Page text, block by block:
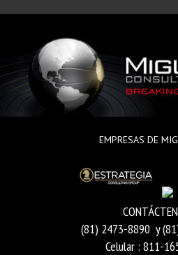
EMPRESAS DE
(81) 2473-8890 y
Celular : 811-